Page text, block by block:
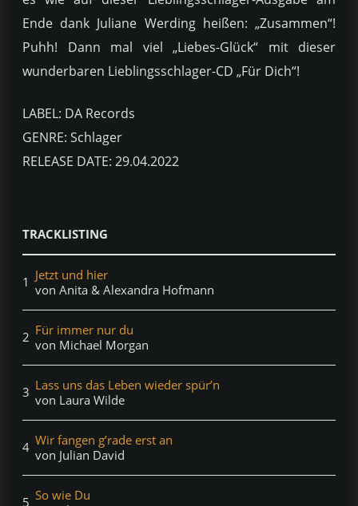
Ende dank Juliane Werding heißen: „Zusammen“!
Puhh! Dann mal viel „Liebes-Glück“ mit dieser
wunderbaren Lieblingsschlager-CD „Für Dich“!
LABEL: DA Records
GENRE: Schlager
RELEASE DATE: 29.04.2022
TRACKLISTING
1 Jetzt und hier
von Anita & Alexandra Hofmann
2 Für immer nur du
von Michael Morgan
3 Lass uns das Leben wieder spür’n
von Laura Wilde
4 Wir fangen g’rade erst an
von Julian David
5 So wie Du